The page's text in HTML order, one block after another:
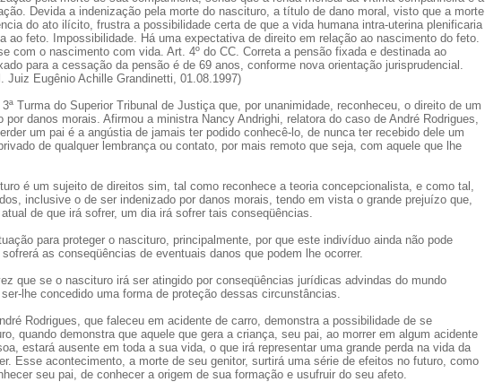
Devida a indenização pela morte do nascituro, a título de dano moral, visto que a morte
do ato ilícito, frustra a possibilidade certa de que a vida humana intra-uterina plenificaria
ao feto. Impossibilidade. Há uma expectativa de direito em relação ao nascimento do feto.
com o nascimento com vida. Art. 4º do CC. Correta a pensão fixada e destinada ao
para a cessação da pensão é de 69 anos, conforme nova orientação jurisprudencial.
Juiz Eugênio Achille Grandinetti, 01.08.1997)
Turma do Superior Tribunal de Justiça que, por unanimidade, reconheceu, o direito de um
por danos morais. Afirmou a ministra Nancy Andrighi, relatora do caso de André Rodrigues,
um pai é a angústia de jamais ter podido conhecê-lo, de nunca ter recebido dele um
de qualquer lembrança ou contato, por mais remoto que seja, com aquele que lhe
é um sujeito de direitos sim, tal como reconhece a teoria concepcionalista, e como tal,
inclusive o de ser indenizado por danos morais, tendo em vista o grande prejuízo que,
de que irá sofrer, um dia irá sofrer tais conseqüências.
para proteger o nascituro, principalmente, por que este indivíduo ainda não pode
as conseqüências de eventuais danos que podem lhe ocorrer.
que se o nascituro irá ser atingido por conseqüências jurídicas advindas do mundo
lhe concedido uma forma de proteção dessas circunstâncias.
Rodrigues, que faleceu em acidente de carro, demonstra a possibilidade de se
quando demonstra que aquele que gera a criança, seu pai, ao morrer em algum acidente
estará ausente em toda a sua vida, o que irá representar uma grande perda na vida da
Esse acontecimento, a morte de seu genitor, surtirá uma série de efeitos no futuro, como
seu pai, de conhecer a origem de sua formação e usufruir do seu afeto.